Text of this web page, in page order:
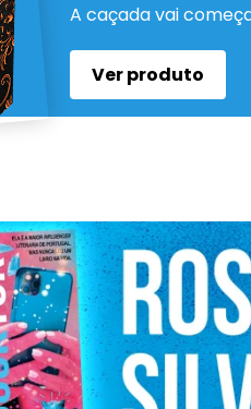
A caçada vai
Ver produto